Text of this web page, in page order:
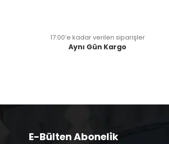
17:00’e kadar verilen siparişler
Aynı Gün Kargo
E-Bülten Abonelik